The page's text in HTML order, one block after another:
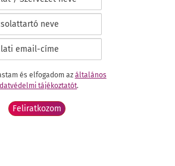
és elfogadom az általános
tájékoztatót.